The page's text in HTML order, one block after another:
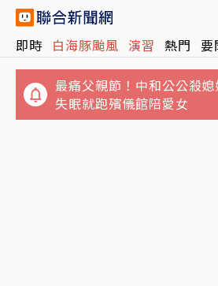
即時 白海豚颱風 演習 熱門 要
最痛父親節！中和公公殺
失眠就跑殯儀館陪愛女
2026「王功漁火節」88節
海洋音樂會、煙火秀接力